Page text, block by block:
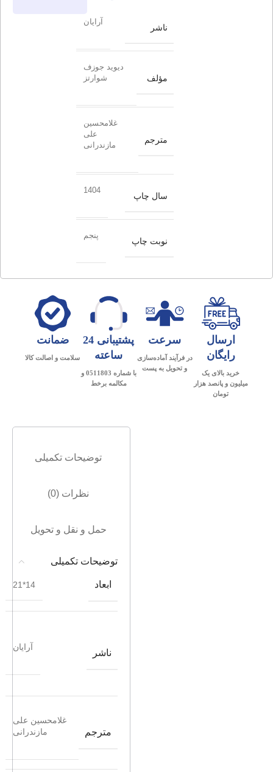
ناشر
آرایان
مؤلف
دیوید جوزف
شوارتز
مترجم
غلامحسین
علی
مازندرانی
سال چاپ
1404
نوبت چاپ
پنجم
ارسال
رایگان
خرید بالای یک
میلیون و پانصد هزار
تومان
سرعت
در فرآیند آماده‌سازی
و تحویل به پست
پشتیبانی 24
ساعته
با شماره 0511803 و
مکالمه برخط
ضمانت
سلامت و اصالت کالا
توضیحات تکمیلی
نظرات (0)
حمل و نقل و تحویل
توضیحات تکمیلی
ابعاد 14*21
ناشر
آرایان
مترجم
غلامحسین علی
مازندرانی